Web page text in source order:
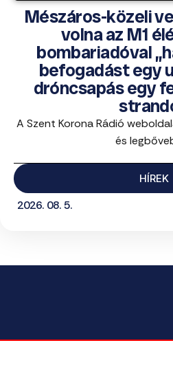
Mészáros-közeli
volna az M1
bombariadóval
befogadást egy
dróncsapás egy
A Szent Korona Rádió
és
HÍREK
2026. 08. 5.